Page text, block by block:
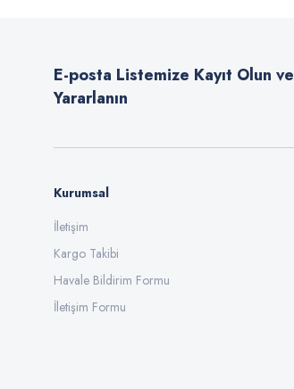
Ürün fiyatı diğer sitelerden daha pahalı.
Bu ürüne benzer farklı alternatifler olmalı.
E-posta Listemize Kayıt Olun
Yararlanın
Kurumsal
İletişim
Kargo Takibi
Havale Bildirim Formu
İletişim Formu